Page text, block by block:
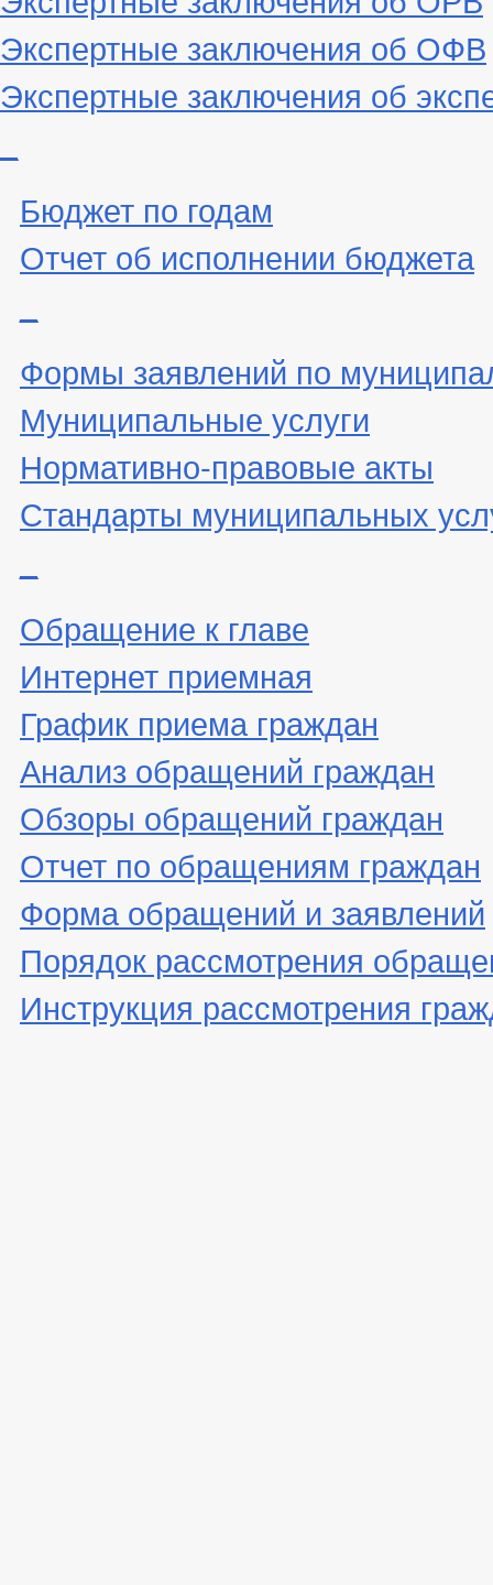
Экспертные заключения об ОФВ
Экспертные заключения об
Бюджет по годам
Отчет об исполнении бюджета
Формы заявлений по
Муниципальные услуги
Нормативно-правовые акты
Стандарты муниципальных
Обращение к главе
Интернет приемная
График приема граждан
Анализ обращений граждан
Обзоры обращений граждан
Отчет по обращениям граждан
Форма обращений и заявлений
Порядок рассмотрения
Инструкция рассмотрения